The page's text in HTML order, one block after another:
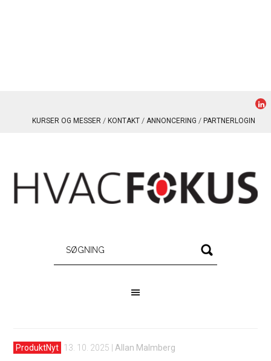
KURSER OG MESSER KONTAKT ANNONCERING PARTNERLOGIN
ProduktNyt 13. 10. 2025 Allan Malmberg